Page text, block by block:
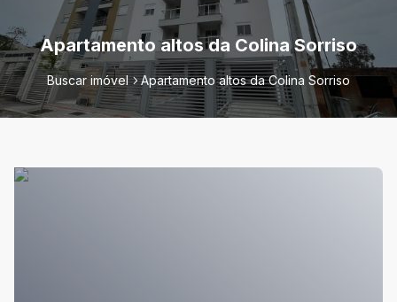
Apartamento altos da Colina Sorriso
Buscar imóvel Apartamento altos da Colina Sorriso